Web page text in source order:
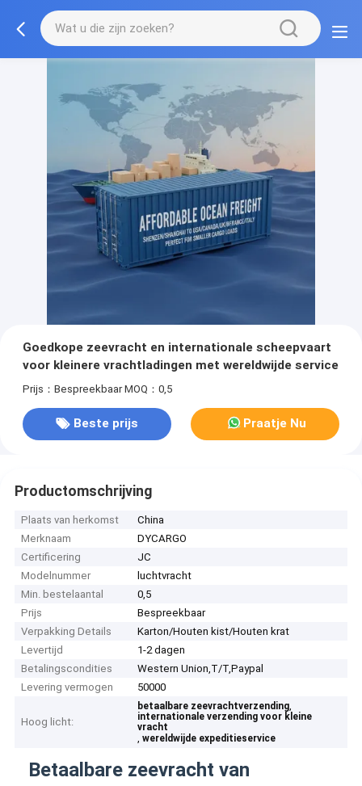
Goedkope zeevracht en internationale scheepvaart
voor kleinere vrachtladingen met wereldwijde service
Prijs：Bespreekbaar MOQ：0,5
Beste prijs Praatje Nu
Productomschrijving
Plaats van herkomst
China
Merknaam
DYCARGO
Certificering
JC
Modelnummer
luchtvracht
Min. bestelaantal
0,5
Prijs
Bespreekbaar
Verpakking Details
Karton/Houten kist/Houten krat
Levertijd
1-2 dagen
Betalingscondities
Western Union,T/T,Paypal
Levering vermogen
50000
Hoog licht:
betaalbare zeevrachtverzending,
internationale verzending voor kleine
vracht
,wereldwijde expeditieservice
Betaalbare zeevracht van